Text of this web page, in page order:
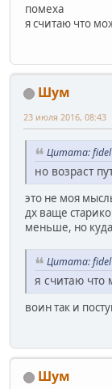
помеха
я считаю что
Шум
23 июля 2016, 08:43
Цитата: fidel
но возраст
это не моя
дх ваще
меньше, но
Цитата: fidel
я считаю что
воин так и
Шум